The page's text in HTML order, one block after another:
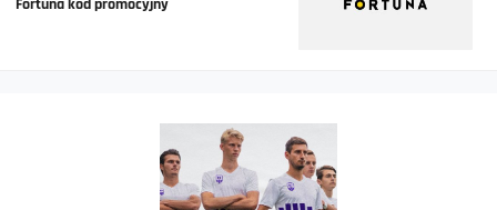
Fortuna kod promocyjny